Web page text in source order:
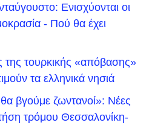
Ενισχύονται οι
- Πού θα έχει
της τουρκικής «απόβασης»
τα ελληνικά νησιά
βγούμε ζωντανοί»: Νέες
τρόμου Θεσσαλονίκη-